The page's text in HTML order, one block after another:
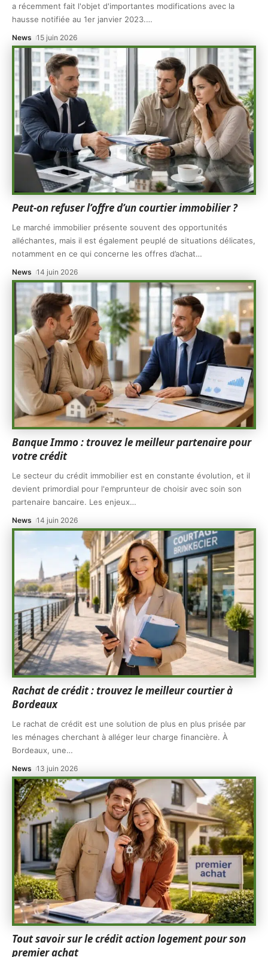
a récemment fait l'objet d'importantes modifications avec la
hausse notifiée au 1er janvier 2023.…
News 15 juin 2026
Peut-on refuser l’offre d’un courtier immobilier ?
Le marché immobilier présente souvent des opportunités
alléchantes, mais il est également peuplé de situations délicates,
notamment en ce qui concerne les offres d’achat…
News 14 juin 2026
Banque Immo : trouvez le meilleur partenaire pour
votre crédit
Le secteur du crédit immobilier est en constante évolution, et il
devient primordial pour l'emprunteur de choisir avec soin son
partenaire bancaire. Les enjeux…
News 14 juin 2026
Rachat de crédit : trouvez le meilleur courtier à
Bordeaux
Le rachat de crédit est une solution de plus en plus prisée par
les ménages cherchant à alléger leur charge financière. À
Bordeaux, une…
News 13 juin 2026
Tout savoir sur le crédit action logement pour son
premier achat